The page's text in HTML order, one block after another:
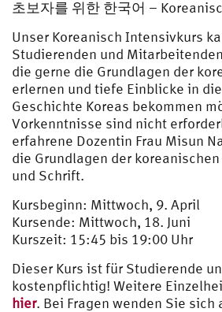
초보자를 위한 한국어 –
Unser Koreanisch Intensivkurs
Studierenden und
die gerne die Grundlagen der
erlernen und tiefe Einblicke in
Geschichte Koreas bekommen
Vorkenntnisse sind nicht
erfahrene Dozentin Frau Misun
die Grundlagen der
und Schrift.
Kursbeginn: Mittwoch, 9. April
Kursende: Mittwoch, 18. Juni
Kurszeit: 15:45 bis 19:00 Uhr
Dieser Kurs ist für Studierende
kostenpflichtig! Weitere
hier. Bei Fragen wenden Sie sich